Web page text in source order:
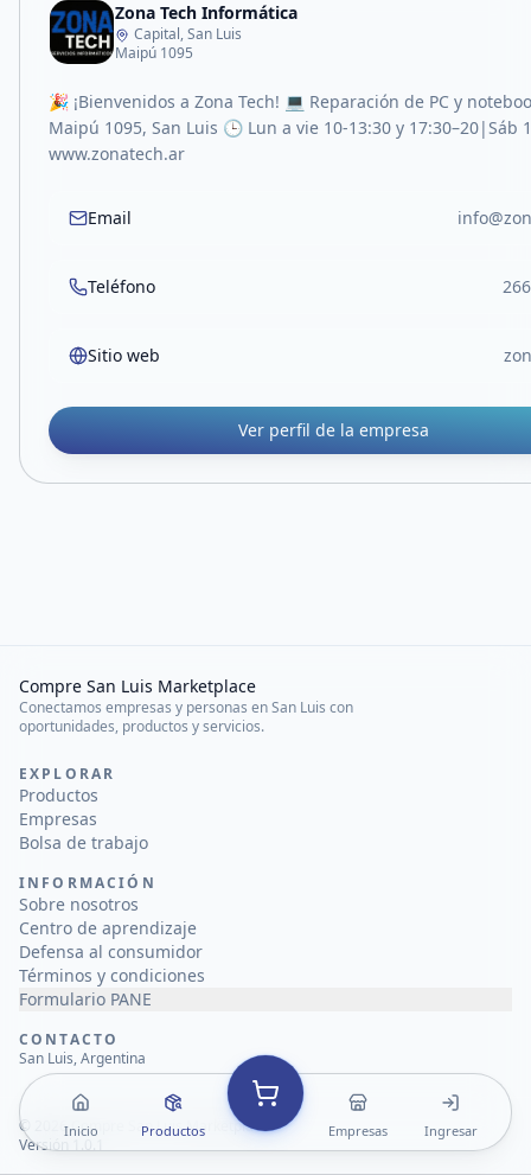
Zona Tech Informática
Capital, San Luis
Maipú 1095
🎉 ¡Bienvenidos a Zona Tech! 💻 Reparación de PC y
Maipú 1095, San Luis 🕒 Lun a vie 10-13:30 y 17:30–20|Sáb
www.zonatech.ar
Email
Teléfono
Sitio web
Ver perfil de la empresa
Inicio Productos Empresas Ingresar
Compre San Luis Marketplace
Conectamos empresas y personas en San Luis con
oportunidades, productos y servicios.
EXPLORAR
Productos
Empresas
Bolsa de trabajo
INFORMACIÓN
Sobre nosotros
Centro de aprendizaje
Defensa al consumidor
Términos y condiciones
Formulario PANE
CONTACTO
San Luis, Argentina
© 2026Compre San Luis Marketplace
Versión 1.0.1